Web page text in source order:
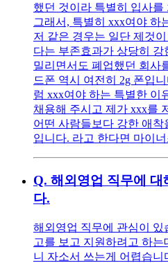
했던 것이라 특별히 입사
그래서, 특별히 xxx여야 하
저 같은 경우는 일단 제것
다는 부존효과가 상당히 강
밀리면서도 폐업했던 회사
드폰 역시 여전히 2g 폰입
럼 xxx여야 하는 특별한 이
채용해 주시고 제가 xxx를
어떤 사람들보다 강한 애
입니다. 라고 한다면 마이
Q. 해외영업 직무에 대
다.
해외영업 직무에 관심이
고를 보고 지원하려고 하
니 자소서 쓰는게 어렵습니